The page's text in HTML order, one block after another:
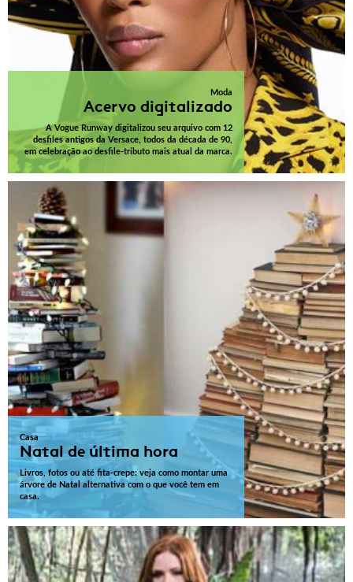
Moda
Acervo digitalizado
A Vogue Runway digitalizou seu arquivo com 12
desfiles antigos da Versace, todos da década de 90,
em celebração ao desfile-tributo mais atual da marca.
Casa
Natal de última hora
Livros, fotos ou até fita-crepe: veja como montar uma
árvore de Natal alternativa com o que você tem em
casa.